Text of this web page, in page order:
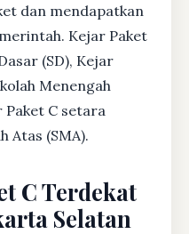
dan mendapatkan
Kejar Paket
(SD), Kejar
Menengah
Paket C setara
Atas (SMA).
C Terdekat
Selatan